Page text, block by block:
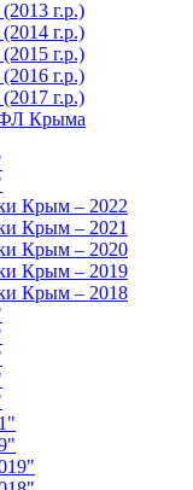
г.р.)
г.р.)
г.р.)
г.р.)
г.р.)
Крыма
Крым – 2022
Крым – 2021
Крым – 2020
Крым – 2019
Крым – 2018